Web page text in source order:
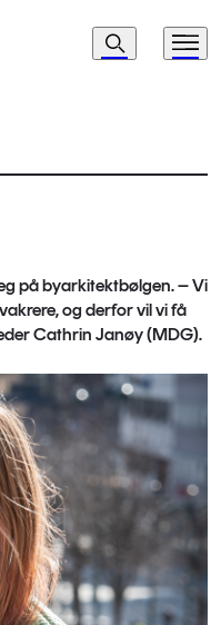
Navigasjon
Søk Meny
på byarkitektbølgen. – Vi
og derfor vil vi få
Cathrin Janøy (MDG).